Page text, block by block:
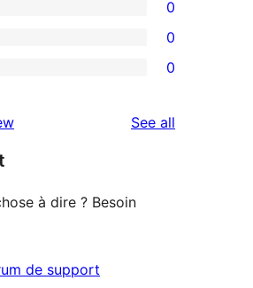
0
0
0
See all
à dire ? Besoin
de support